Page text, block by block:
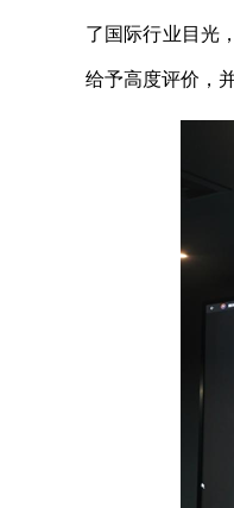
了国际行业目光
给予高度评价，